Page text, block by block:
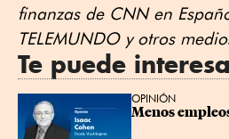
finanzas de CNN en
TELEMUNDO y otros
Te puede
OPINIÓN
Menos